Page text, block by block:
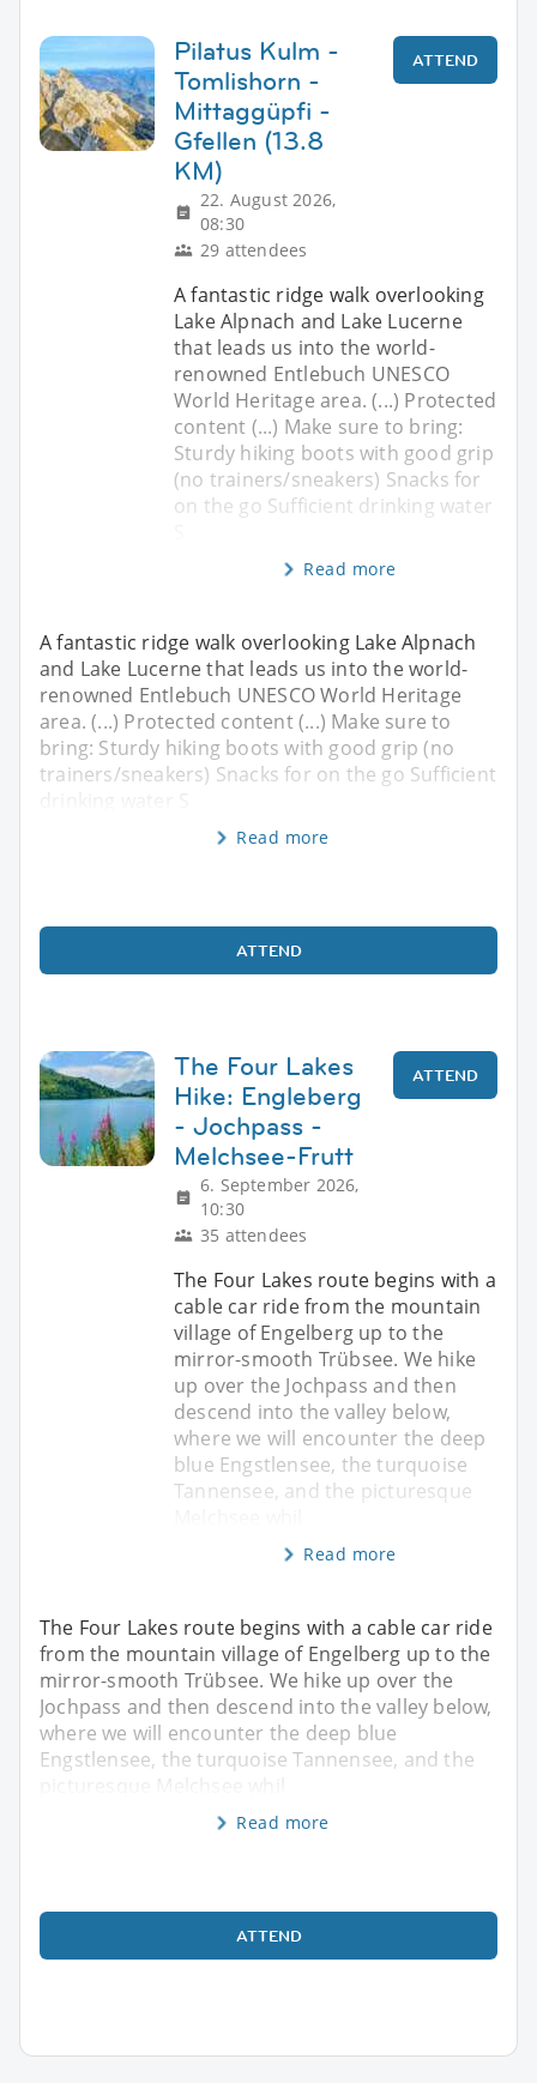
Pilatus Kulm -
Tomlishorn -
Mittaggüpfi -
Gfellen (13.8
KM)
22. August 2026,
08:30
29 attendees
ATTEND
A fantastic ridge walk overlooking
Lake Alpnach and Lake Lucerne
that leads us into the world-
renowned Entlebuch UNESCO
World Heritage area. (...) Protected
content (...) Make sure to bring:
Sturdy hiking boots with good grip
(no trainers/sneakers) Snacks for
on the go Sufficient drinking water
Read more
A fantastic ridge walk overlooking Lake Alpnach
and Lake Lucerne that leads us into the world-
renowned Entlebuch UNESCO World Heritage
area. (...) Protected content (...) Make sure to
bring: Sturdy hiking boots with good grip (no
trainers/sneakers) Snacks for on the go Sufficient
Read more
ATTEND
The Four Lakes
Hike: Engleberg
- Jochpass -
Melchsee-Frutt
6. September 2026,
10:30
35 attendees
ATTEND
The Four Lakes route begins with a
cable car ride from the mountain
village of Engelberg up to the
mirror-smooth Trübsee. We hike
up over the Jochpass and then
descend into the valley below,
where we will encounter the deep
blue Engstlensee, the turquoise
Tannensee, and the picturesque
Read more
The Four Lakes route begins with a cable car ride
from the mountain village of Engelberg up to the
mirror-smooth Trübsee. We hike up over the
Jochpass and then descend into the valley below,
where we will encounter the deep blue
Engstlensee, the turquoise Tannensee, and the
picturesque Melchsee whil
Read more
ATTEND